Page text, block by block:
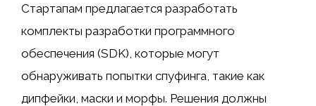
Стартапам предлагается разработать
комплекты разработки программного
обеспечения (SDK), которые могут
обнаруживать попытки спуфинга, такие как
дипфейки, маски и морфы. Решения должны